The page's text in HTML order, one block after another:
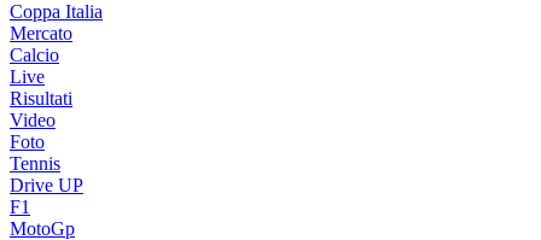
Coppa Italia
Mercato
Calcio
Live
Risultati
Video
Foto
Tennis
Drive UP
F1
MotoGp